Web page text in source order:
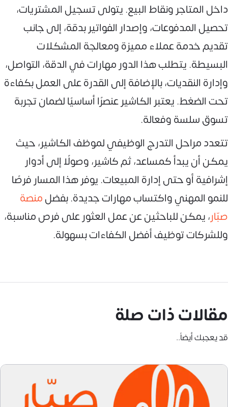
داخل المتاجر ونقاط البيع. يتولى تسجيل المشتريات،
تحصيل المدفوعات، وإصدار الفواتير بدقة، إلى جانب
تقديم خدمة عملاء مميزة ومعالجة المشكلات
البسيطة. يتطلب هذا الدور مهارات في الدقة، التواصل،
وإدارة النقديات، بالإضافة إلى القدرة على العمل بكفاءة
تحت الضغط. يعتبر الكاشير عنصرًا أساسيًا لضمان تجربة
تسوق سلسة وفعالة.
تتعدد مراحل التدرج الوظيفي لموظف الكاشير، حيث
يمكن أن يبدأ كمساعد، ثم كاشير، وصولًا إلى أدوار
إشرافية أو حتى إدارة المبيعات. يوفر هذا المسار فرصًا
للنمو المهني واكتساب مهارات جديدة. بفضلمنصة
صبّار، يمكن للباحثين عن عمل العثور على فرص مناسبة،
وللشركات توظيف أفضل الكفاءات بسهولة.
مقالات ذات صلة
قد يعجبك أيضاً..